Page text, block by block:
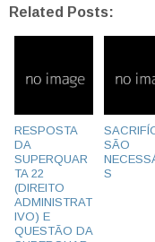
Related Posts:
RESPOSTA
DA
SUPERQUAR
TA 22
(DIREITO
ADMINISTRAT
IVO) E
QUESTÃO DA
SÃO
S